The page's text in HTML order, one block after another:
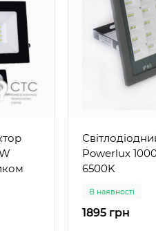
Powerlux
6500K
В наявності
1895 грн